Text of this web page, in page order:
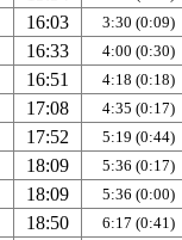
16:03 3:30 (0:09)
16:33 4:00 (0:30)
16:51 4:18 (0:18)
17:08 4:35 (0:17)
17:52 5:19 (0:44)
18:09 5:36 (0:17)
18:09 5:36 (0:00)
18:50 6:17 (0:41)